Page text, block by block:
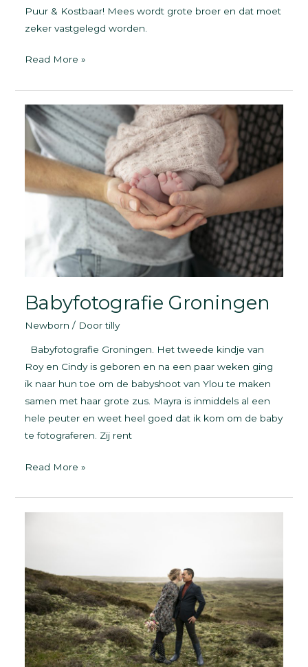
Puur & Kostbaar! Mees wordt grote broer en dat moet
zeker vastgelegd worden.
Zwangerschapsfotografie
Read More »
Babyfotografie Groningen
Newborn / Doortilly
Babyfotografie Groningen. Het tweede kindje van
Roy en Cindy is geboren en na een paar weken ging
ik naar hun toe om de babyshoot van Ylou te maken
samen met haar grote zus. Mayra is inmiddels al een
hele peuter en weet heel goed dat ik kom om de baby
te fotograferen. Zij rent
Babyfotografie
Read More »